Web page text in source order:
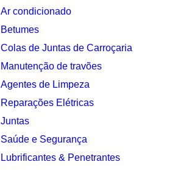
Ar condicionado
Betumes
Colas de Juntas de Carroçaria
Manutenção de travões
Agentes de Limpeza
Reparações Elétricas
Juntas
Saúde e Segurança
Lubrificantes & Penetrantes